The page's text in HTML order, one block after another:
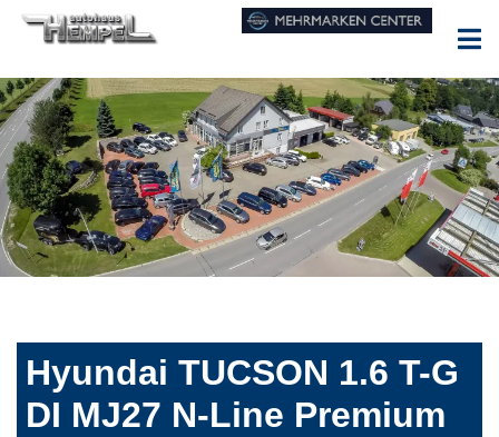
Hyundai TUCSON 1.6 T-G
DI MJ27 N-Line Premium